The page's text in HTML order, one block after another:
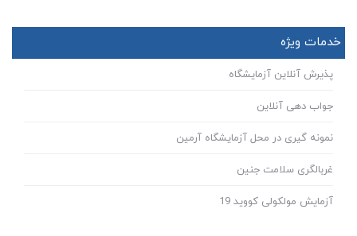
خدمات ویژه
پذیرش آنلاین آزمایشگاه
جواب دهی آنلاین
نمونه گیری در محل آزمایشگاه آرمین
غربالگری سلامت جنین
آزمایش مولکولی کووید 19